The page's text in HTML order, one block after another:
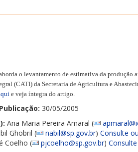
o levantamento de estimativa da
(CATI) da Secretaria de Agricultura e
e veja íntegra do artigo.
30/05/2005
Ana Maria Pereira Amaral (
Ghobril (
nabil@sp.gov.br) Consulte
Coelho (
pjcoelho@sp.gov.br)